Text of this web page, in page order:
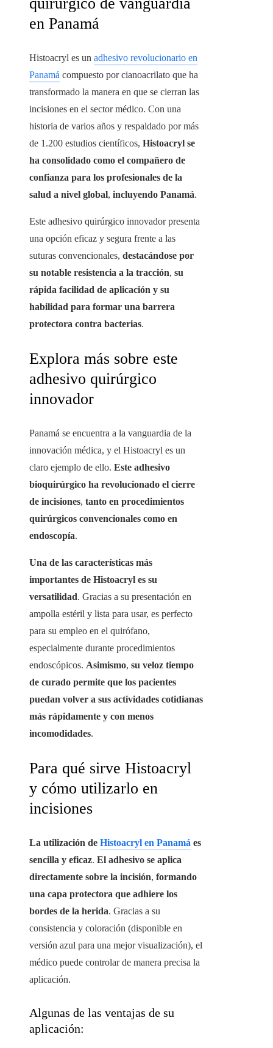
quirúrgico de vanguardia
en Panamá
Histoacryl es un adhesivo revolucionario en
Panamá compuesto por cianoacrilato que ha
transformado la manera en que se cierran las
incisiones en el sector médico. Con una
historia de varios años y respaldado por más
de 1.200 estudios científicos, Histoacryl se
ha consolidado como el compañero de
confianza para los profesionales de la
salud a nivel global, incluyendo Panamá.
Este adhesivo quirúrgico innovador presenta
una opción eficaz y segura frente a las
suturas convencionales, destacándose por
su notable resistencia a la tracción, su
rápida facilidad de aplicación y su
habilidad para formar una barrera
protectora contra bacterias.
Explora más sobre este
adhesivo quirúrgico
innovador
Panamá se encuentra a la vanguardia de la
innovación médica, y el Histoacryl es un
claro ejemplo de ello. Este adhesivo
bioquirúrgico ha revolucionado el cierre
de incisiones, tanto en procedimientos
quirúrgicos convencionales como en
endoscopía.
Una de las características más
importantes de Histoacryl es su
versatilidad. Gracias a su presentación en
ampolla estéril y lista para usar, es perfecto
para su empleo en el quirófano,
especialmente durante procedimientos
endoscópicos. Asimismo, su veloz tiempo
de curado permite que los pacientes
puedan volver a sus actividades cotidianas
más rápidamente y con menos
incomodidades.
Para qué sirve Histoacryl
y cómo utilizarlo en
incisiones
La utilización de Histoacryl en Panamá es
sencilla y eficaz. El adhesivo se aplica
directamente sobre la incisión, formando
una capa protectora que adhiere los
bordes de la herida. Gracias a su
consistencia y coloración (disponible en
versión azul para una mejor visualización), el
médico puede controlar de manera precisa la
aplicación.
Algunas de las ventajas de su
aplicación: